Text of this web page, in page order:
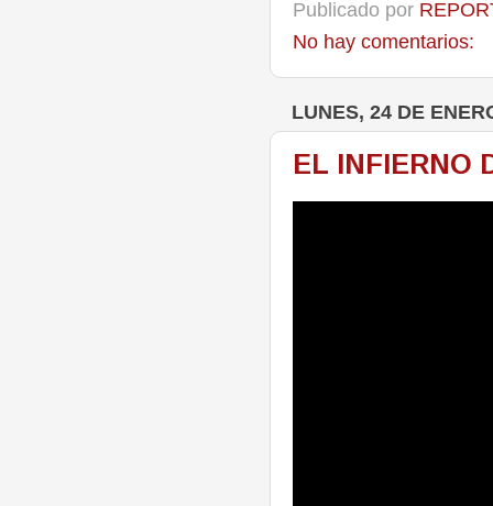
Publicado por
No hay comentarios:
LUNES, 24 DE
EL INFIERNO